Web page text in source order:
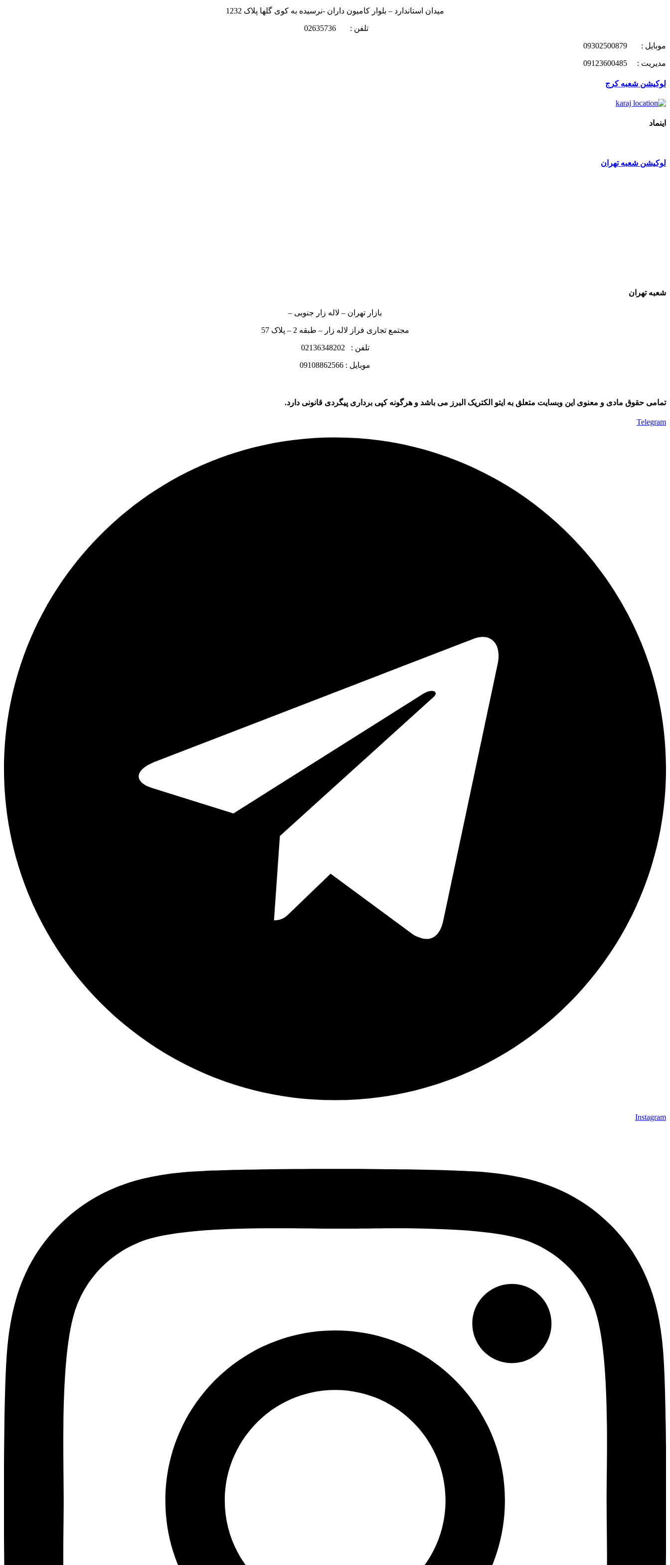
میدان استاندارد – بلوار کامیون داران -نرسیده به کوی گلها پلاک 1232
تلفن : 02635736
موبایل : 09302500879
مدیریت : 09123600485
لوکیشن شعبه کرج
اینماد
لوکیشن شعبه تهران
شعبه تهران
بازار تهران – لاله زار جنوبی –
مجتمع تجاری فراز لاله زار – طبقه 2 – پلاک 57
تلفن : 02136348202
موبایل : 09108862566
تمامی حقوق مادی و معنوی این وبسایت متعلق به ایتو الکتریک البرز می باشد و هرگونه کپی برداری پیگردی قانونی دارد.
Telegram
Instagram